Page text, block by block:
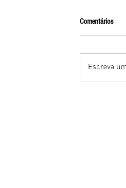
Comentários
Escreva